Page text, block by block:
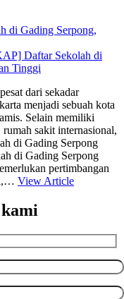
Daftar Sekolah di
Tinggi
dari sekadar
menjadi sebuah kota
Selain memiliki
rumah sakit internasional,
di Gading Serpong
di Gading Serpong
pertimbangan
View Article